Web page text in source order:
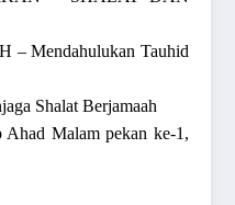
Mendahulukan Tauhid
Shalat Berjamaah
Malam pekan ke-1,